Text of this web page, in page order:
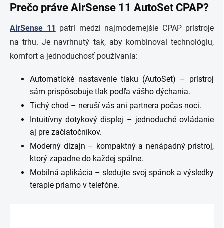
Prečo práve AirSense 11 AutoSet CPAP?
AirSense 11 patrí medzi najmodernejšie CPAP prístroje
na trhu. Je navrhnutý tak, aby kombinoval technológiu,
komfort a jednoduchosť používania:
Automatické nastavenie tlaku (AutoSet) – prístroj
sám prispôsobuje tlak podľa vášho dýchania.
Tichý chod – neruší vás ani partnera počas noci.
Intuitívny dotykový displej – jednoduché ovládanie
aj pre začiatočníkov.
Moderný dizajn – kompaktný a nenápadný prístroj,
ktorý zapadne do každej spálne.
Mobilná aplikácia – sledujte svoj spánok a výsledky
terapie priamo v telefóne.